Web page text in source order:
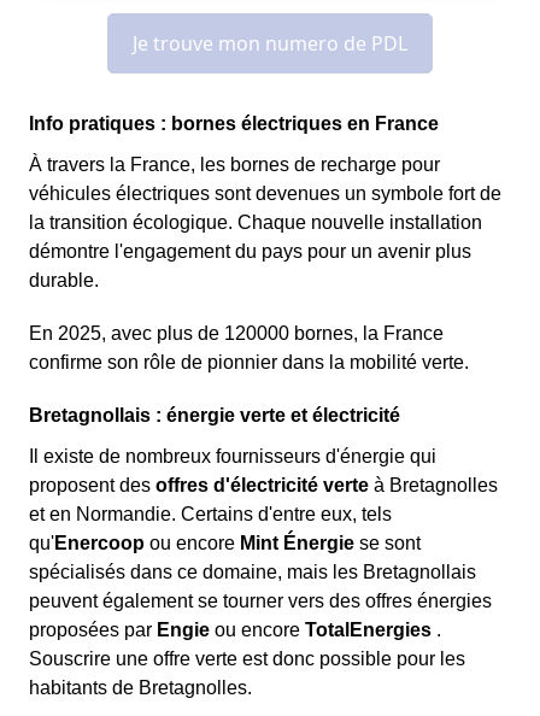
Info pratiques : bornes électriques en France
À travers la France, les bornes de recharge pour
véhicules électriques sont devenues un symbole fort de
la transition écologique. Chaque nouvelle installation
démontre l'engagement du pays pour un avenir plus
durable.
En 2025, avec plus de 120000 bornes, la France
confirme son rôle de pionnier dans la mobilité verte.
Bretagnollais : énergie verte et électricité
Il existe de nombreux fournisseurs d'énergie qui
proposent des offres d'électricité verte à Bretagnolles
et en Normandie. Certains d'entre eux, tels
qu'Enercoop ou encore Mint Énergie se sont
spécialisés dans ce domaine, mais les Bretagnollais
peuvent également se tourner vers des offres énergies
proposées par Engie ou encore TotalEnergies .
Souscrire une offre verte est donc possible pour les
habitants de Bretagnolles.